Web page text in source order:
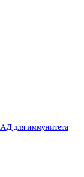
для иммунитета